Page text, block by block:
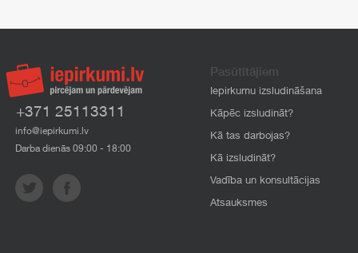
+371 25113311
info@iepirkumi.lv
Darba dienās 09:00 - 18:00
Pasūtītājiem
Iepirkumu izsludināšana
Kāpēc izsludināt?
Kā tas darbojas?
Kā izsludināt?
Vadība un konsultācijas
Atsauksmes